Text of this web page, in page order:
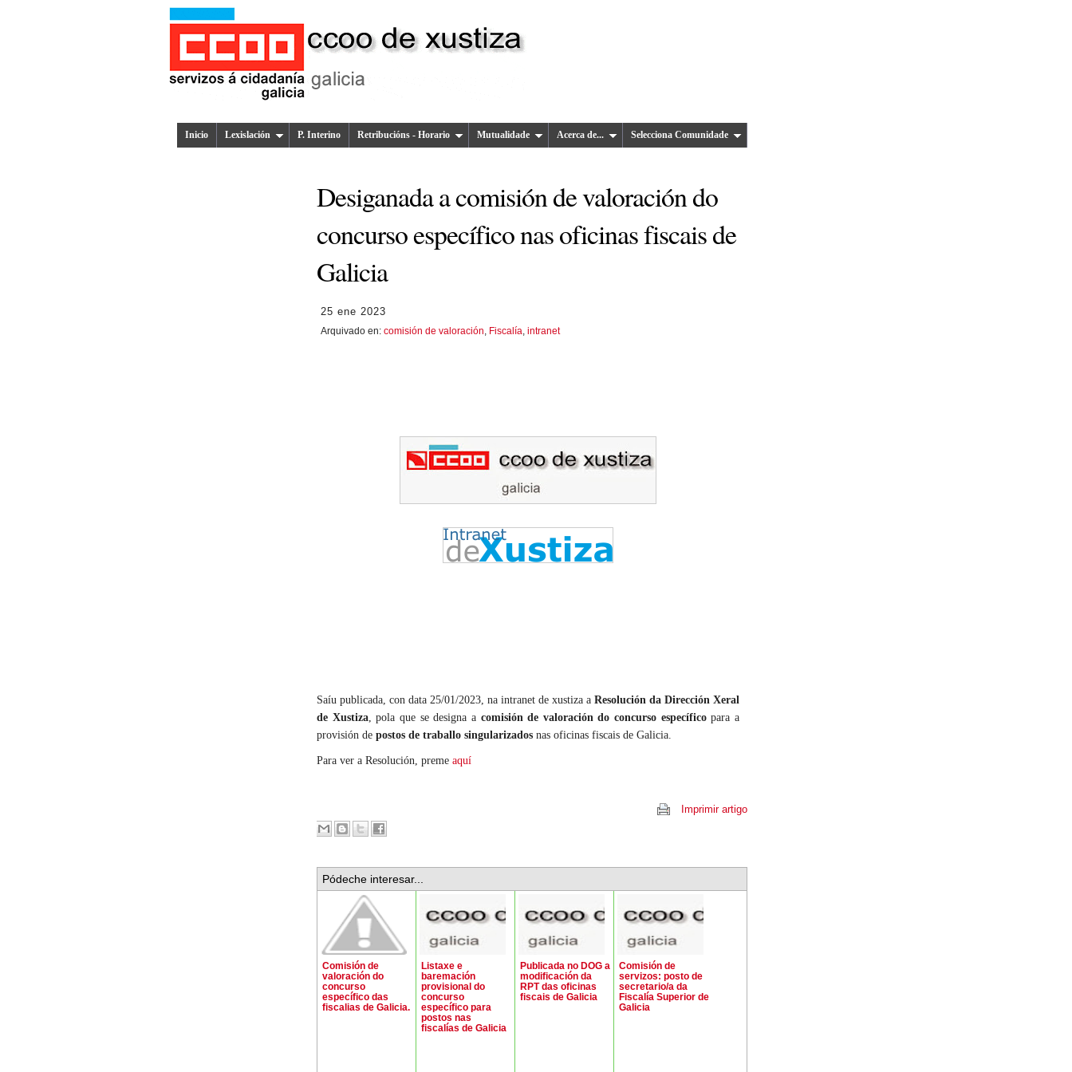
Inicio Lexislación P. Interino Retribucións - Horario Mutualidade Acerca de... Selecciona Comunidade
Desiganada a comisión de valoración do
concurso específico nas oficinas fiscais de
Galicia
25 ene 2023
Arquivado en: comisión de valoración Fiscalía intranet
Saíu publicada, con data 25/01/2023, na intranet de xustiza a Resolución da Dirección Xeral
de Xustiza, pola que se designa a comisión de valoración do concurso específicopara a
provisión de postos de traballo singularizados nas oficinas fiscais de Galicia.
Para ver a Resolución, preme aquí
Imprimir artigo
Pódeche interesar...
Comisión de
valoración do
concurso
específico das
fiscalias de Galicia.
Listaxe e
baremación
provisional do
concurso
específico para
postos nas
fiscalías de Galicia
Publicada no DOG a
modificación da
RPT das oficinas
fiscais de Galicia
Comisión de
servizos: posto de
secretario/a da
Fiscalía Superior de
Galicia